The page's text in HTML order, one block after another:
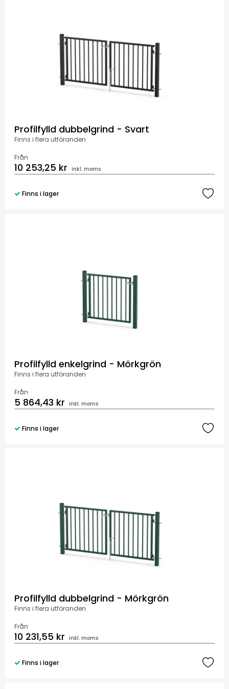
Profilfylld dubbelgrind - Svart
Finns i flera utföranden
Från
10 253,25 kr inkl. moms
Finns i lager
Profilfylld enkelgrind - Mörkgrön
Finns i flera utföranden
Från
5 864,43 kr inkl. moms
Finns i lager
Profilfylld dubbelgrind - Mörkgrön
Finns i flera utföranden
Från
10 231,55 kr inkl. moms
Finns i lager